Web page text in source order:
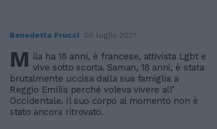
Benedetta Frucci 05 luglio 2021
M ila ha 18 anni, è francese, attivista Lgbt e
vive sotto scorta. Saman, 18 anni, è stata
brutalmente uccisa dalla sua famiglia a
Reggio Emilia perché voleva vivere all’
Occidentale. Il suo corpo al momento non è
stato ancora ritrovato.